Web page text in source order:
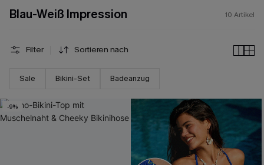
Blau-Weiß Impression 10 Artikel
Filter Sortieren nach
Sale Bikini-Set Badeanzug
-9%